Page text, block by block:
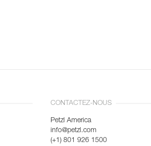
CONTACTEZ-NOUS
Petzl America
info@petzl.com
(+1) 801 926 1500